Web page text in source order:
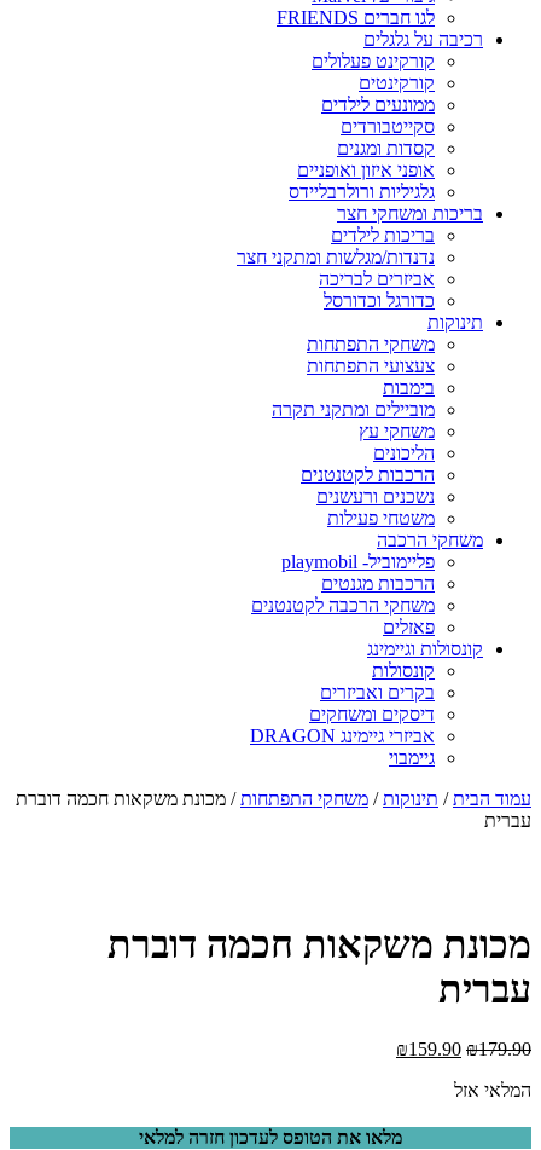
לגו חברים FRIENDS
רכיבה על גלגלים
קורקינט פעלולים
קורקינטים
ממונעים לילדים
סקייטבורדים
קסדות ומגנים
אופני איזון ואופניים
גלגיליות ורולרבליידס
בריכות ומשחקי חצר
בריכות לילדים
נדנדות/מגלשות ומתקני חצר
אביזרים לבריכה
כדורגל וכדורסל
תינוקות
משחקי התפתחות
צעצועי התפתחות
בימבות
מוביילים ומתקני תקרה
משחקי עץ
הליכונים
הרכבות לקטנטנים
נשכנים ורעשנים
משטחי פעילות
משחקי הרכבה
פליימוביל- playmobil
הרכבות מגנטים
משחקי הרכבה לקטנטנים
פאזלים
קונסולות וגיימינג
קונסולות
בקרים ואביזרים
דיסקים ומשחקים
אביזרי גיימינג DRAGON
גיימבוי
עמוד הבית/ תינוקות/ משחקי התפתחות/ מכונת משקאות חכמה דוברת
עברית
מכונת משקאות חכמה דוברת
עברית
₪179.90
₪159.90
המלאי אזל
מלאו את הטופס לעדכון חזרה למלאי